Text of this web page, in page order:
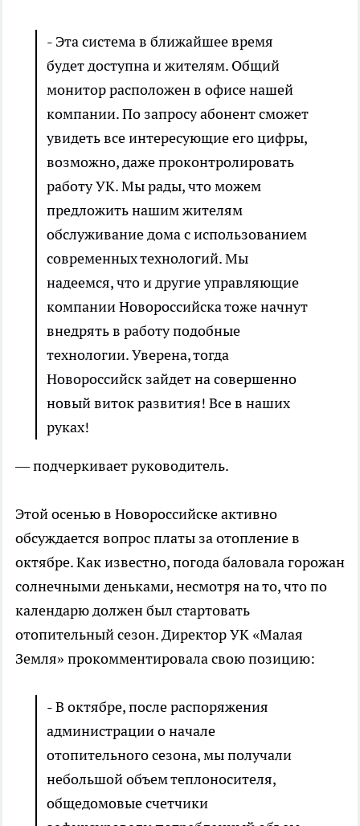
- Эта система в ближайшее время
будет доступна и жителям. Общий
монитор расположен в офисе нашей
компании. По запросу абонент сможет
увидеть все интересующие его цифры,
возможно, даже проконтролировать
работу УК. Мы рады, что можем
предложить нашим жителям
обслуживание дома с использованием
современных технологий. Мы
надеемся, что и другие управляющие
компании Новороссийска тоже начнут
внедрять в работу подобные
технологии. Уверена, тогда
Новороссийск зайдет на совершенно
новый виток развития! Все в наших
руках!
— подчеркивает руководитель.
Этой осенью в Новороссийске активно
обсуждается вопрос платы за отопление в
октябре. Как известно, погода баловала горожан
солнечными деньками, несмотря на то, что по
календарю должен был стартовать
отопительный сезон. Директор УК «Малая
Земля» прокомментировала свою позицию:
- В октябре, после распоряжения
администрации о начале
отопительного сезона, мы получали
небольшой объем теплоносителя,
общедомовые счетчики